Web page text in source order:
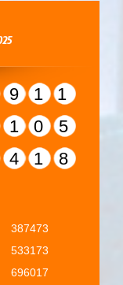
387473
533173
696017